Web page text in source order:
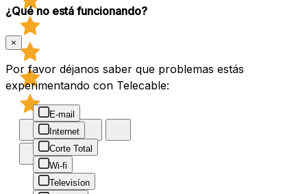
¿Qué no está funcionando?
×
Por favor déjanos saber que problemas estás
experimentando con Telecable:
E-mail
Internet
Corte Total
Wi-fi
Televisíon